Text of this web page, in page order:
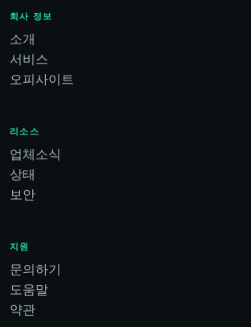
회사 정보
소개
서비스
오피사이트
리소스
업체소식
상태
보안
지원
문의하기
도움말
약관